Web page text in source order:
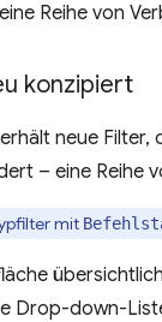
Reihe von
konzipiert
neue
– eine Reihe
mit
Drop-down-